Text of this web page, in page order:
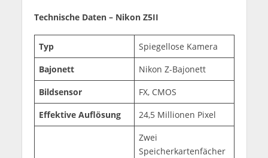
Technische Daten – Nikon Z5II
Typ
Spiegellose Kamera
Bajonett
Nikon Z-Bajonett
Bildsensor
FX, CMOS
Effektive Auflösung
24,5 Millionen Pixel
Zwei
Speicherkartenfächer